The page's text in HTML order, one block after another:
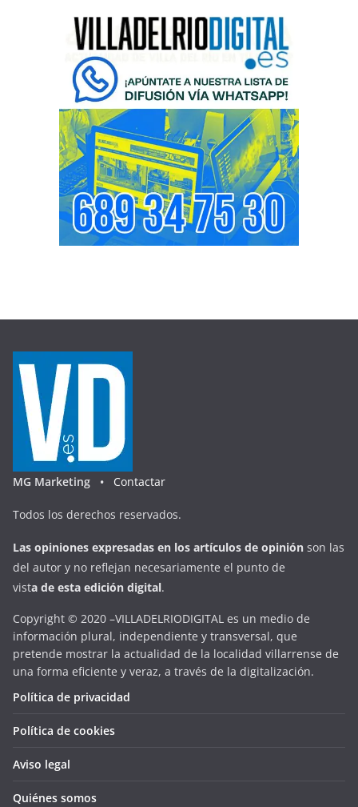
MG Marketing • Contactar
Todos los derechos reservados.
Las opiniones expresadas en los artículos de opinión son las
del autor y no reflejan necesariamente el punto de
vista de esta edición digital.
Copyright © 2020 –VILLADELRIODIGITAL es un medio de
información plural, independiente y transversal, que
pretende mostrar la actualidad de la localidad villarrense de
una forma eficiente y veraz, a través de la digitalización.
Política de privacidad
Política de cookies
Aviso legal
Quiénes somos